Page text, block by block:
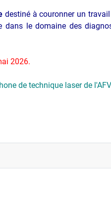
destiné à couronner un
dans le domaine des
2026.
de technique laser de